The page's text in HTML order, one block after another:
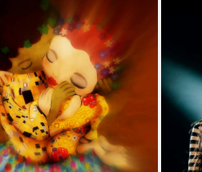
(English) Tibi